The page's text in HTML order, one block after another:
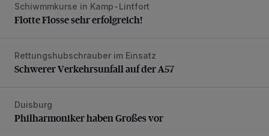
Flotte Flosse sehr erfolgreich!
Schiwmmkurse in Kamp-Lintfort
Flotte Flosse sehr erfolgreich!
Schwerer Verkehrsunfall auf der A57
Rettungshubschrauber im Einsatz
Schwerer Verkehrsunfall auf der A57
Philharmoniker haben Großes vor
Duisburg
Philharmoniker haben Großes vor